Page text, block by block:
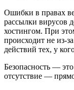
Ошибки в правах
рассылки вирусов
хостингом. При
происходит не из-
действий тех, у
Безопасность —
отсутствие —